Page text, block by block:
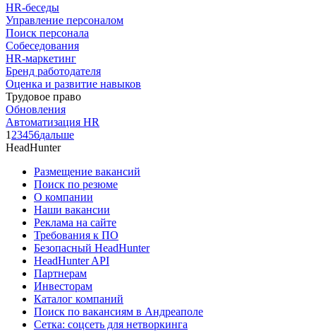
HR-беседы
Управление персоналом
Поиск персонала
Собеседования
HR-маркетинг
Бренд работодателя
Оценка и развитие навыков
Трудовое право
Обновления
Автоматизация HR
1 23456дальше
HeadHunter
Размещение вакансий
Поиск по резюме
О компании
Наши вакансии
Реклама на сайте
Требования к ПО
Безопасный HeadHunter
HeadHunter API
Партнерам
Инвесторам
Каталог компаний
Поиск по вакансиям в Андреаполе
Сетка: соцсеть для нетворкинга